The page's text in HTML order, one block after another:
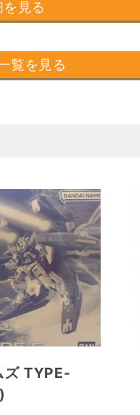
見る
覧を見る
ズ TYPE-